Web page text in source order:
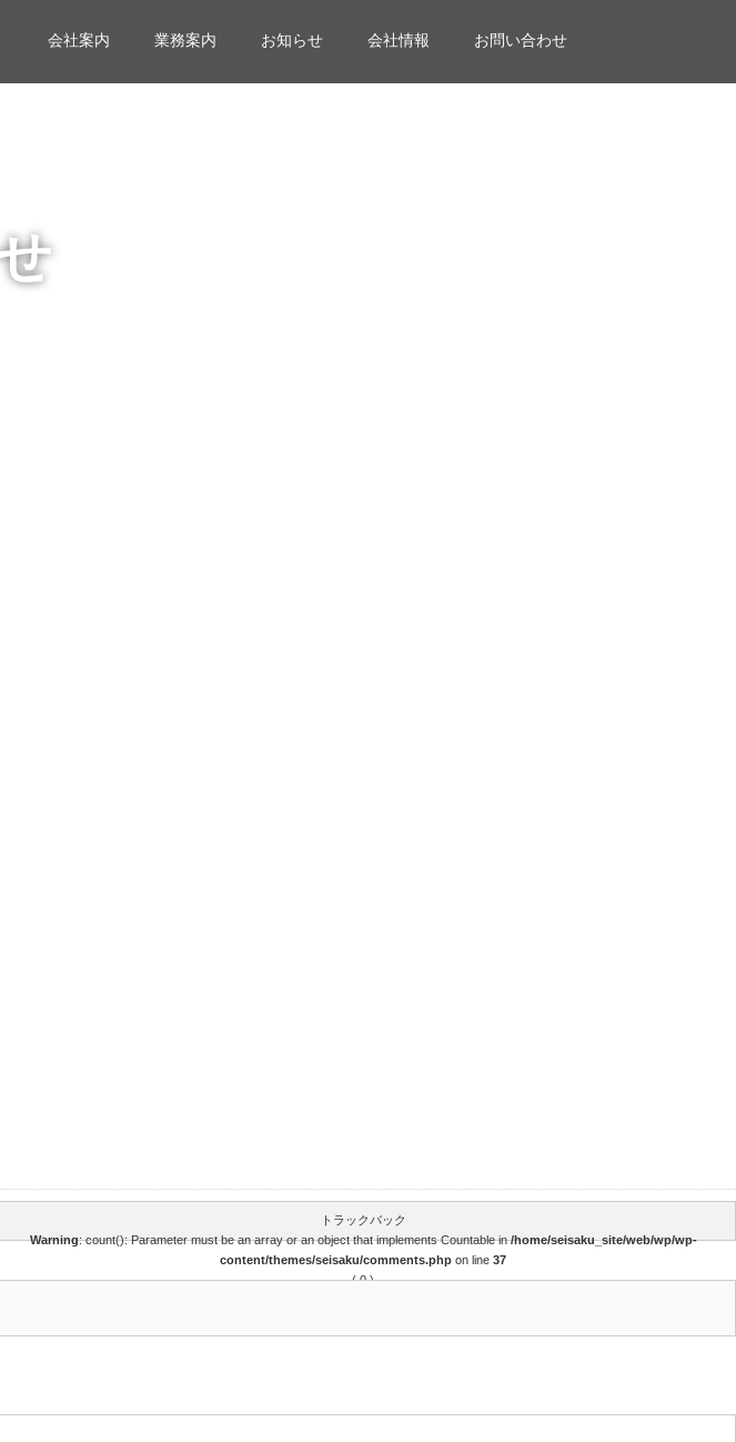
会社案内 業務案内 お知らせ 会社情報 お問い合わせ
トラックバック
Warning: count(): Parameter must be an array or an object that implements Countable in/home/seisaku_site/web/wp/wp-
content/themes/seisaku/comments.php on line 37
( 0 )